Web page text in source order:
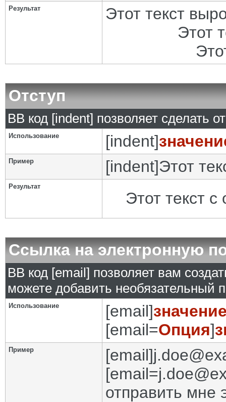
Результат
Этот текст
Этот
Отступ
BB код [indent] позволяет сделать
Использование [indent]
Пример [indent]Этот
Результат
Этот текст с
Ссылка на электронную
BB код [email] позволяет вам
можете добавить необязательный
Использование [email]
[email=Опция]
Пример
отправить мне